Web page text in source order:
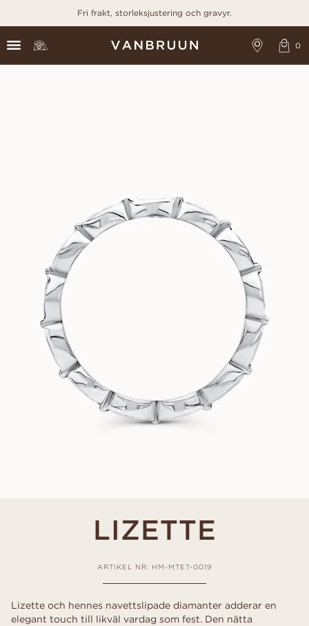
Fri frakt, storleksjustering och gravyr.
LIZETTE
ARTIKEL NR: HM-MTET-0019
Lizette och hennes navettslipade diamanter adderar en
elegant touch till likväl vardag som fest. Den nätta